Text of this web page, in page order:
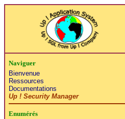
Naviguer
Bienvenue
Ressources
Documentations
Up ! Security Manager
Enumérés